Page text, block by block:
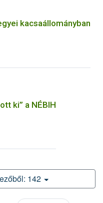
kacsaállományban
ki” a NÉBIH
142